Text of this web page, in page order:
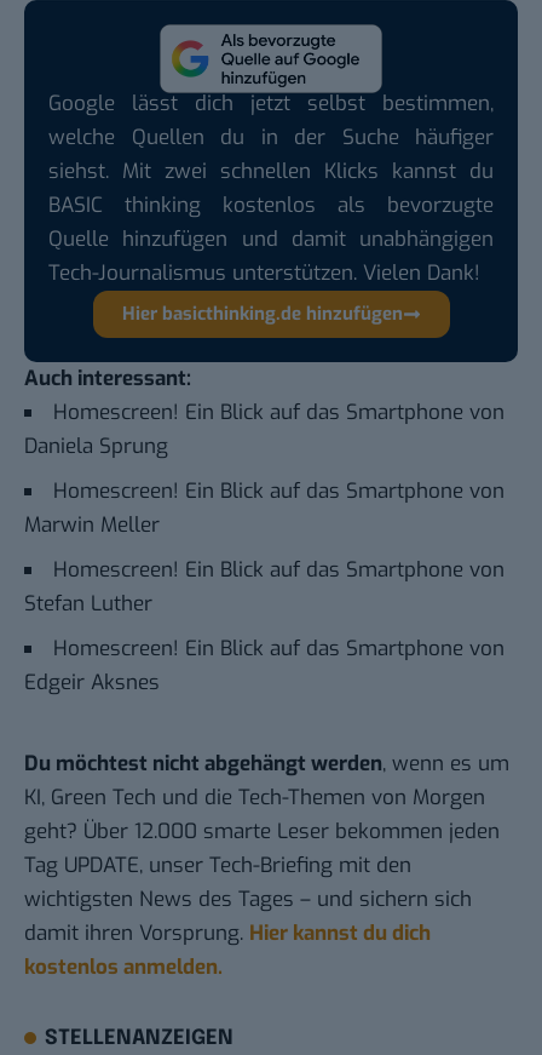
Google lässt dich jetzt selbst bestimmen,
welche Quellen du in der Suche häufiger
siehst. Mit zwei schnellen Klicks kannst du
BASIC thinking kostenlos als bevorzugte
Quelle hinzufügen und damit unabhängigen
Tech-Journalismus unterstützen. Vielen Dank!
Hier basicthinking.de hinzufügen
Auch interessant:
Homescreen! Ein Blick auf das Smartphone von
Daniela Sprung
Homescreen! Ein Blick auf das Smartphone von
Marwin Meller
Homescreen! Ein Blick auf das Smartphone von
Stefan Luther
Homescreen! Ein Blick auf das Smartphone von
Edgeir Aksnes
Du möchtest nicht abgehängt werden, wenn es um
KI, Green Tech und die Tech-Themen von Morgen
geht? Über 12.000 smarte Leser bekommen jeden
Tag UPDATE, unser Tech-Briefing mit den
wichtigsten News des Tages – und sichern sich
damit ihren Vorsprung. Hier kannst du dich
kostenlos anmelden.
STELLENANZEIGEN